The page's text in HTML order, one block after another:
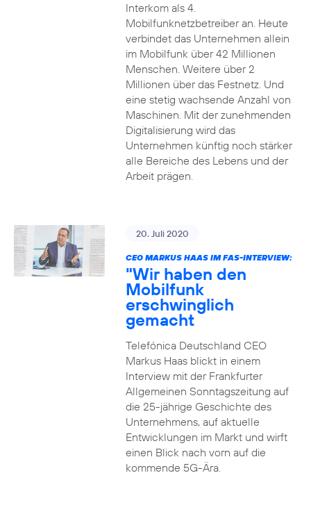
Interkom als 4.
Mobilfunknetzbetreiber an. Heute
verbindet das Unternehmen allein
im Mobilfunk über 42 Millionen
Menschen. Weitere über 2
Millionen über das Festnetz. Und
eine stetig wachsende Anzahl von
Maschinen. Mit der zunehmenden
Digitalisierung wird das
Unternehmen künftig noch stärker
alle Bereiche des Lebens und der
Arbeit prägen.
20. Juli 2020
CEO MARKUS HAAS IM FAS-INTERVIEW:
"Wir haben den
Mobilfunk
erschwinglich
gemacht
Telefónica Deutschland CEO
Markus Haas blickt in einem
Interview mit der Frankfurter
Allgemeinen Sonntagszeitung auf
die 25-jährige Geschichte des
Unternehmens, auf aktuelle
Entwicklungen im Markt und wirft
einen Blick nach vorn auf die
kommende 5G-Ära.